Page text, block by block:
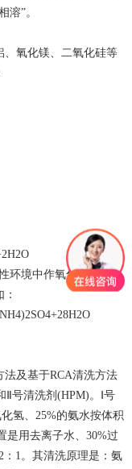
溶”。
、氧化镁、二氧化硅等
环境中作氧化剂。在硅
及基于RCA清洗方法
Ⅱ号清洗剂(HPM)。Ⅰ号
氢、25%的氨水按体积
是用去离子水、30%过
：1。其清洗原理是：氨